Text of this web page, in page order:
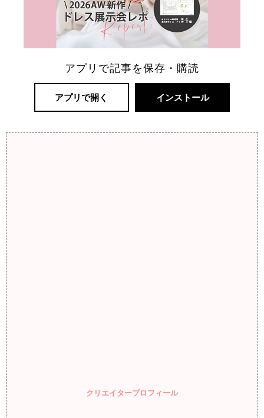
アプリで記事を保存・購読
アプリで開く インストール
クリエイタープロフィール